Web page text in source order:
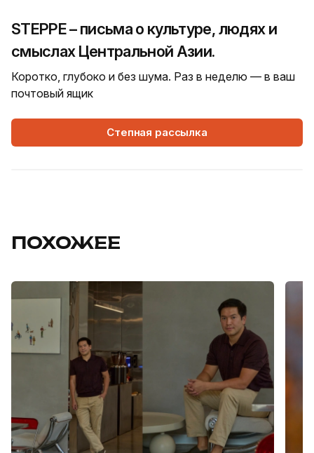
STEPPE – письма о культуре, людях и
смыслах Центральной Азии.
Коротко, глубоко и без шума. Раз в неделю — в ваш
почтовый ящик
Степная рассылка
ПОХОЖЕЕ